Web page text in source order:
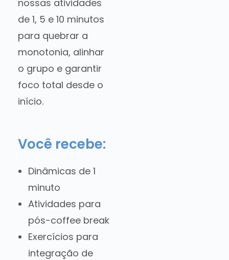
nossas atividades
de 1, 5 e 10 minutos
para quebrar a
monotonia, alinhar
o grupo e garantir
foco total desde o
início.
Você recebe:
Dinâmicas de 1
minuto
Atividades para
pós-coffee break
Exercícios para
integração de